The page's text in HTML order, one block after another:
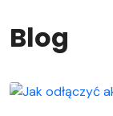
Blog